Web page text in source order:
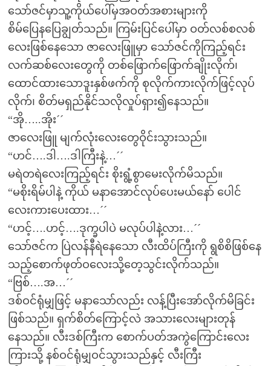
သော်ဇင်မှာသူ့ကိုယ်ပေါ်မှအဝတ်အစားများကို
စိမ်ပြေနပြေချွတ်သည်။ ကြမ်းပြင်ပေါ်မှာ ဝတ်လစ်စလစ်
လေးဖြစ်နေသော ဇာလေးဖြူမှာ သော်ဇင်ကိုကြည့်ရင်း
လက်ဆစ်လေးတွေကို တစ်ဖြောက်ဖြောက်ချိုးလိုက်၊
ထောင်ထားသောဒူးနှစ်ဖက်ကို စုလိုက်ကားလိုက်ဖြင့်လုပ်
လိုက်၊ စိတ်မရှည်နိုင်သလိုလှုပ်ရှား၍နေသည်။
“အို…..အိုး´´
ဇာလေးဖြူ မျက်လုံးလေးတွေဝိုင်းသွားသည်။
“ဟင်….ဒါ….ဒါကြီးနဲ့…´´
မရဲတရဲလေးကြည့်ရင်း စိုးရွံ့စွာမေးလိုက်မိသည်။
“မစိုးရိမ်ပါနဲ့ ကိုယ် မနာအောင်လုပ်ပေးမယ်နော် ပေါင်
လေးကားပေးထား…´´
“ဟင့်….ဟင့်….ဒုက္ခပါပဲ မလုပ်ပါနဲ့လား…´´
သော်ဇင်က ပြဲလန်နီရဲနေသော လီးထိပ်ကြီးကို ရွစိစိဖြစ်နေ
သည့်စောက်ဖုတ်ဝလေးသို့တေ့သွင်းလိုက်သည်။
“ဗြစ်….အ…´´
ဒစ်ဝင်ရုံမျှဖြင့် မနာသော်လည်း လန့်ပြီးအော်လိုက်မိခြင်း
ဖြစ်သည်။ ရှက်စိတ်ကြောင့်လဲ အသားလေးများတုန်
နေသည်။ လီးဒစ်ကြီးက စောက်ပတ်အကွဲကြောင်းလေး
ကြားသို့ နစ်ဝင်ရုံမျှဝင်သွားသည်နှင့် လီးကြီး